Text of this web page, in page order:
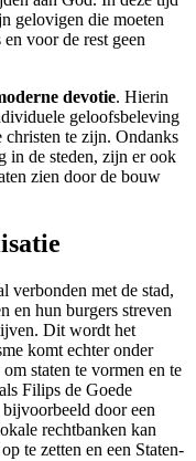
gelovigen die moeten
voor de rest geen
devotie. Hierin
geloofsbeleving
te zijn. Ondanks
in de steden, zijn er ook
zien door de bouw
verbonden met de stad,
en hun burgers streven
Dit wordt het
komt echter onder
staten te vormen en te
Filips de Goede
door een
rechtbanken kan
te zetten en een Staten-